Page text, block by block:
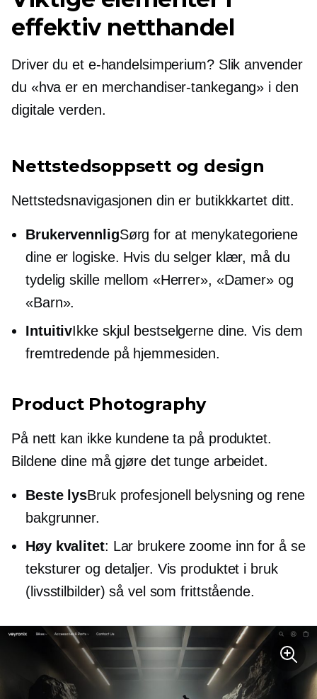
effektiv netthandel
Driver du et e-handelsimperium? Slik anvender
du «hva er en merchandiser-tankegang» i den
digitale verden.
Nettstedsoppsett og design
Nettstedsnavigasjonen din er butikkkartet ditt.
BrukervennligSørg for at menykategoriene
dine er logiske. Hvis du selger klær, må du
tydelig skille mellom «Herrer», «Damer» og
«Barn».
IntuitivIkke skjul bestselgerne dine. Vis dem
fremtredende på hjemmesiden.
Product Photography
På nett kan ikke kundene ta på produktet.
Bildene dine må gjøre det tunge arbeidet.
Beste lysBruk profesjonell belysning og rene
bakgrunner.
Høy kvalitet: Lar brukere zoome inn for å se
teksturer og detaljer. Vis produktet i bruk
(livsstilbilder) så vel som frittstående.